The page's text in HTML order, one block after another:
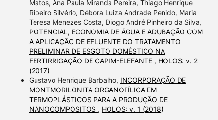
Matos, Ana Paula Miranda Pereira, Thiago Henrique
Ribeiro Silvério, Débora Luiza Andrade Penido, Maria
Teresa Menezes Costa, Diogo André Pinheiro da Silva,
POTENCIAL, ECONOMIA DE ÁGUA E ADUBAÇÃO COM
A APLICAÇÃO DE EFLUENTE DO TRATAMENTO
PRELIMINAR DE ESGOTO DOMÉSTICO NA
FERTIRRIGAÇÃO DE CAPIM-ELEFANTE , HOLOS: v. 2
(2017)
Gustavo Henrique Barbalho, INCORPORAÇÃO DE
MONTMORILONITA ORGANOFÍLICA EM
TERMOPLÁSTICOS PARA A PRODUÇÃO DE
NANOCOMPÓSITOS , HOLOS: v. 1 (2018)